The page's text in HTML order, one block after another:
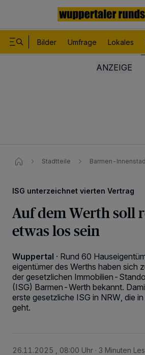
Bilder Umfrage Lokales
Stadtteile Barmen-
ISG unterzeichnet vierten Vertrag
Auf dem Werth soll
etwas los sein
Wuppertal · Rund 60
eigentümer des Werths haben sich
der gesetzlichen Immobilien-
(ISG) Barmen-Werth bekannt.
erste gesetzliche ISG in NRW, die
geht.
26.11.2025 , 08:00 Uhr 3 Minuten